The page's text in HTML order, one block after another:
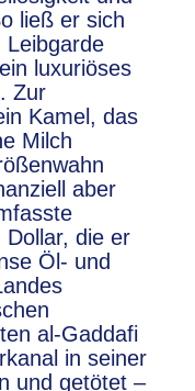
ließ er sich
Leibgarde
luxuriöses
Zur
Kamel, das
Milch
aber
Dollar, die er
Öl- und
al-Gaddafi
in seiner
und getötet –